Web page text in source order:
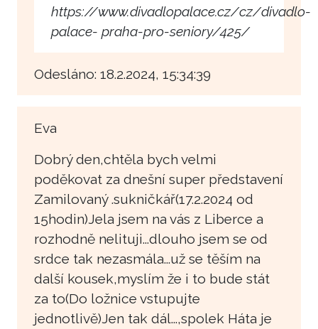
https://www.divadlopalace.cz/cz/divadlo-
palace- praha-pro-seniory/425/
Odesláno: 18.2.2024, 15:34:39
Eva
Dobrý den,chtěla bych velmi
poděkovat za dnešní super představení
Zamilovaný .sukničkář(17.2.2024 od
15hodin)Jela jsem na vás z Liberce a
rozhodně nelituji...dlouho jsem se od
srdce tak nezasmála...už se těším na
další kousek,myslím že i to bude stát
za to(Do ložnice vstupujte
jednotlivě)Jen tak dál...,spolek Háta je